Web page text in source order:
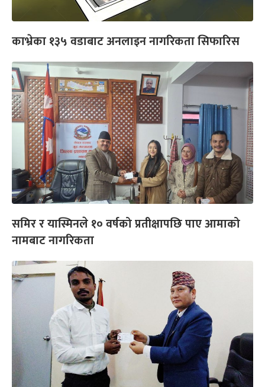
काभ्रेका १३५ वडाबाट अनलाइन नागरिकता सिफारिस
समिर र यास्मिनले १० वर्षको प्रतीक्षापछि पाए आमाको
नामबाट नागरिकता